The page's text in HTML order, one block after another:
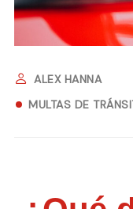
ALEX HANNA
MULTAS DE